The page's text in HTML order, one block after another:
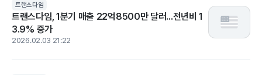
트랜스다임
트랜스다임, 1분기 매출 22억8500만 달러...전년비 1
3.9% 증가
2026.02.03 21:22